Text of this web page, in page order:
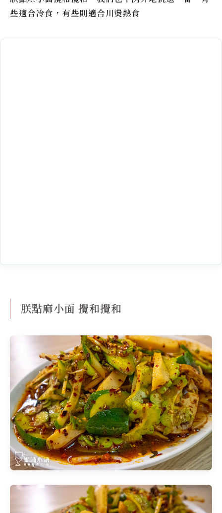
些適合冷食，有些則適合川燙熱食
朕點麻小面 攪和攪和